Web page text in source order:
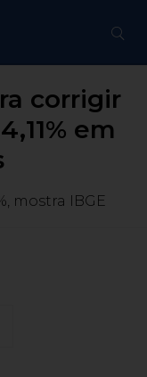
corrigir
em
mostra IBGE